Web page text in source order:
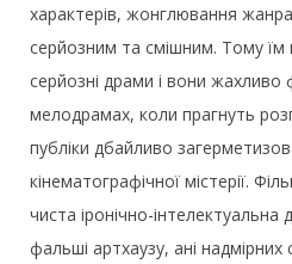
характерів, жонглювання
серйозним та смішним. Тому
серйозні драми і вони
мелодрамах, коли прагнуть
публіки дбайливо
кінематографічної містерії.
чиста іронічно-інтелектуальна
фальші артхаузу, ані